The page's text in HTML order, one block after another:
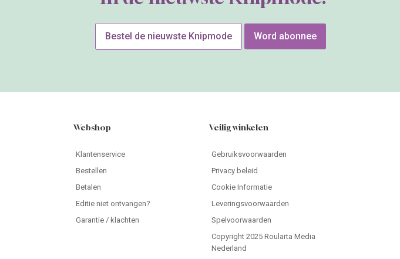
Bestel de nieuwste Knipmode Word abonnee
Webshop
Klantenservice
Bestellen
Betalen
Editie niet ontvangen?
Garantie / klachten
Veilig winkelen
Gebruiksvoorwaarden
Privacy beleid
Cookie Informatie
Leveringsvoorwaarden
Spelvoorwaarden
Copyright 2025 Roularta Media
Nederland